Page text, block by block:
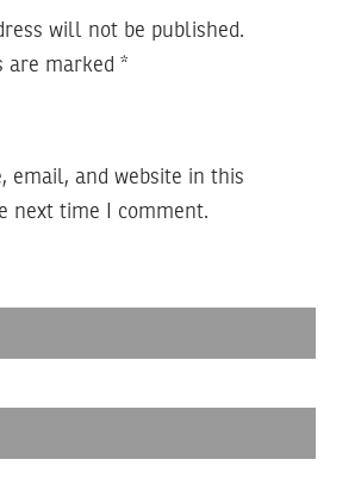
will not be published.
are marked *
email, and website in this
next time I comment.